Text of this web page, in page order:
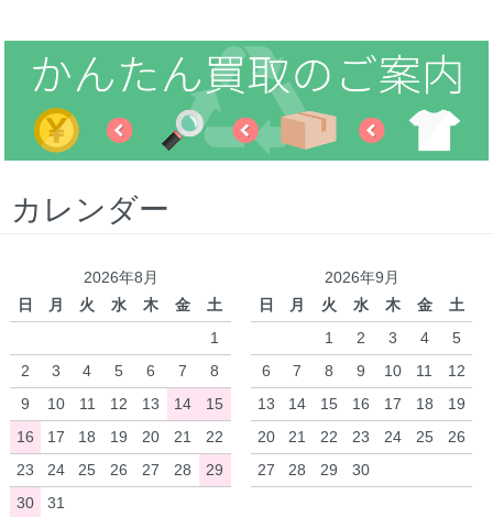
カレンダー
2026年8月
日
月 火 水 木 金
土
1
2
3 4 5 6 7
8
9
10 11 12 13 14
15
16
17 18 19 20 21
22
23
24 25 26 27 28
29
30
31
2026年9月
日
月 火 水 木 金
土
1
2 3 4
5
6
7 8 9 10 11
12
13
14 15 16 17 18
19
20
21 22 23 24 25
26
27
28 29 30